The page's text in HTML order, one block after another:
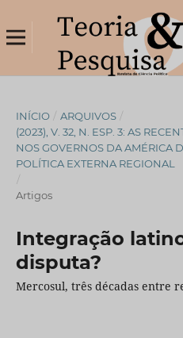
INÍCIO / ARQUIVOS /
(2023), V. 32, N. ESP. 3: AS
NOS GOVERNOS DA AMÉRICA
POLÍTICA EXTERNA REGIONAL
/
Artigos
Integração
disputa?
Mercosul, três décadas entre